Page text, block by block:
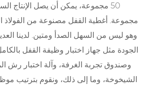
وهو ليس من السهل الصدأ ومتين. لدينا
الجودة مثل جهاز اختبار وظيفة القفل
وصندوق تجربة الغرفة، وآلة اختبار رش
الشيخوخة، وما إلى ذلك، ونقوم بترتيب